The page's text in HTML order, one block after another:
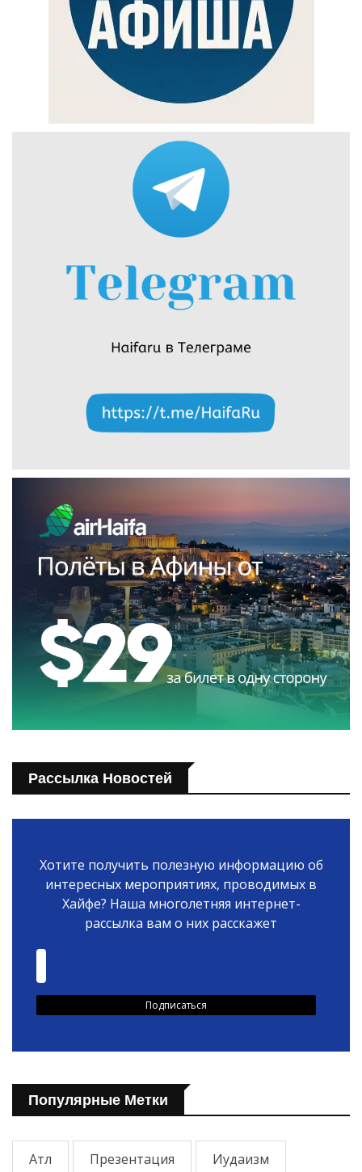
Рассылка Новостей
Хотите получить полезную информацию об
интересных мероприятиях, проводимых в
Хайфе? Наша многолетняя интернет-
рассылка вам о них расскажет
Популярные Метки
Атл Презентация Иудаизм